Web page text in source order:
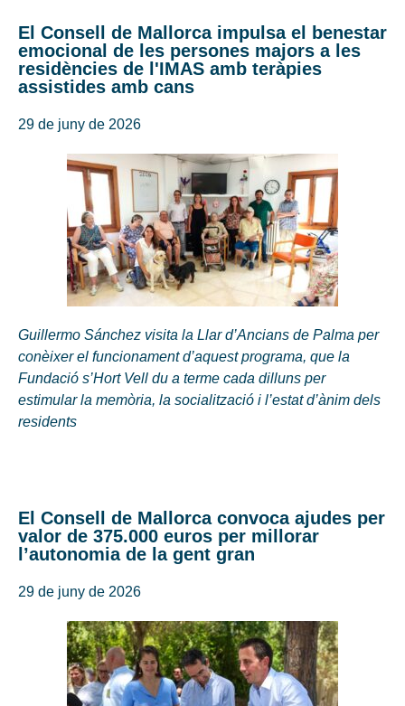
El Consell de Mallorca impulsa el benestar
emocional de les persones majors a les
residències de l'IMAS amb teràpies
assistides amb cans
29 de juny de 2026
Guillermo Sánchez visita la Llar d’Ancians de Palma per
conèixer el funcionament d’aquest programa, que la
Fundació s’Hort Vell du a terme cada dilluns per
estimular la memòria, la socialització i l’estat d’ànim dels
residents
El Consell de Mallorca convoca ajudes per
valor de 375.000 euros per millorar
l’autonomia de la gent gran
29 de juny de 2026